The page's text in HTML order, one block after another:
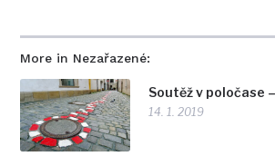
More in Nezařazené:
Soutěž v poločase
14. 1. 2019